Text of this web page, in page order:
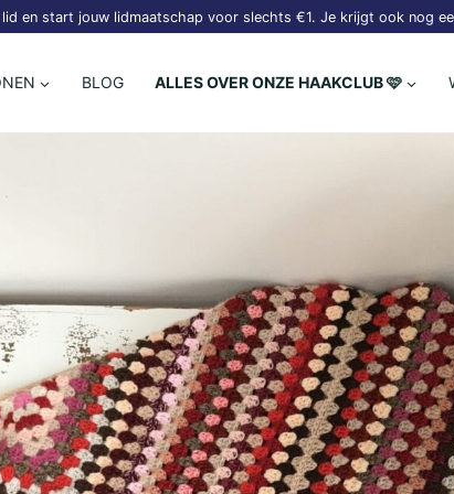
en start jouw lidmaatschap voor slechts €1. Je krijgt ook nog
BLOG ALLES OVER ONZE HAAKCLUB 🩷